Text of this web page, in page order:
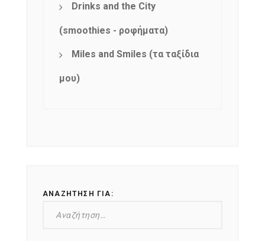
Drinks and the City
(smoothies - ροφήματα)
Miles and Smiles (τα ταξίδια
μου)
ΑΝΑΖΉΤΗΣΗ ΓΙΑ: